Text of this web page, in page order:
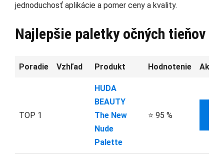
jednoduchosť aplikácie a pomer ceny a kvality.
Najlepšie paletky očných tieňov
Poradie Vzhľad Produkt Hodnotenie
TOP 1
HUDA
BEAUTY
The New
Nude
Palette
⭐ 95 %